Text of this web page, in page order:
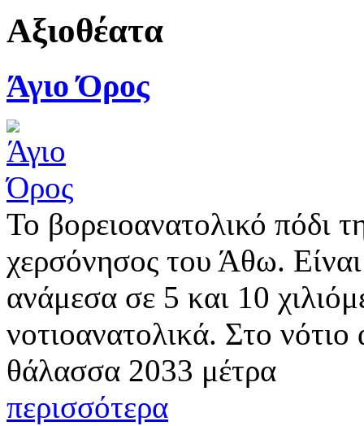
Αξιοθέατα
Άγιο Όρος
Το βορειοανατολικό πόδι
χερσόνησος του Άθω.
ανάμεσα σε 5 και 10
νοτιοανατολικά. Στο
θάλασσα 2033 μέτρα
περισσότερα